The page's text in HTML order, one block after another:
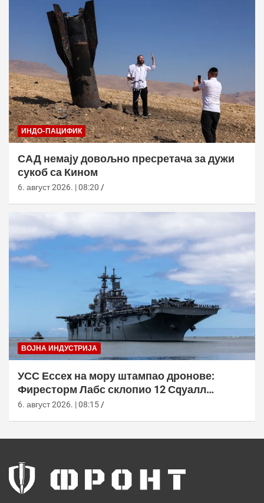
ИНДО-ПАЦИФИК
САД немају довољно пресретача за дужи
сукоб са Кином
6. август 2026. | 08:20
ВОЈНА ИНДУСТРИЈА
УСС Ессеx на мору штампао дронове:
Фиресторм Лабс склопио 12 Сqуалл
летелица без допуне са копна
6. август 2026. | 08:15